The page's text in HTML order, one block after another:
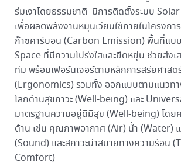
ร่มเงาโดยธรรมชาติ มีการติดตั้งระบบ
เพื่อผลิตพลังงานหมุนเวียนใช้ภายในโครงก
ก๊าซคาร์บอน (Carbon Emission) พื้นที่แ
Space ที่มีความโปร่งใสและยืดหยุ่น ช่วยส่งเ
ทีม พร้อมเฟอร์นิเจอร์ตามหลักการสรียศาสต
(Ergonomics) รวมทั้ง ออกแบบตามแนวทา
โลกด้านสุขภาวะ (Well-being) และ
มาตรฐานความอยู่ดีมีสุข (Well-being) โด
ด้าน เช่น คุณภาพอากาศ (Air) น้ำ (Water)
(Sound) และสภาวะน่าสบายทางความร้อน
Comfort)